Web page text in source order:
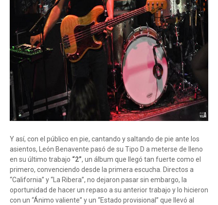
Y así, con el público en pie, cantando y saltando de pie ante los
asientos, León Benavente pasó de su Tipo D a meterse de lleno
en su último trabajo “2”, un álbum que llegó tan fuerte como el
primero, convenciendo desde la primera escucha. Directos a
“California” y “La Ribera”, no dejaron pasar sin embargo, la
oportunidad de hacer un repaso a su anterior trabajo y lo hicieron
con un “Ánimo valiente” y un “Estado provisional” que llevó al